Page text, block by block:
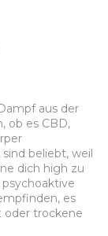
aus der
ob es CBD,
beliebt, weil
dich high zu
es
oder trockene